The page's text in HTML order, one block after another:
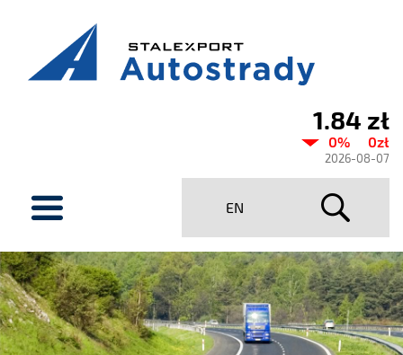
Stalexport
Autostrady
SA
1.84 zł
0% 0zł
2026-08-07
EN